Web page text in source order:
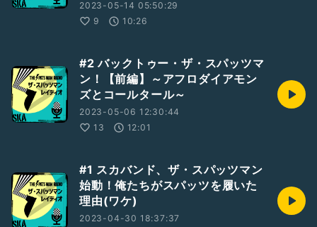
2023-05-14 05:50:29
9
10:26
#2 バックトゥー・ザ・スパッツマ
ン！【前編】～アフロダイアモン
ズとコールタール～
2023-05-06 12:30:44
13
12:01
#1 スカバンド、ザ・スパッツマン
始動！俺たちがスパッツを履いた
理由(ワケ)
2023-04-30 18:37:37